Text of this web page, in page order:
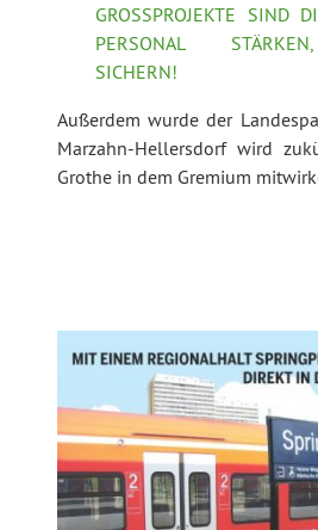
GROSSPROJEKTE SIND
PERSONAL
SICHERN!
Außerdem wurde der
Marzahn-Hellersdorf wird
Grothe in dem Gremium